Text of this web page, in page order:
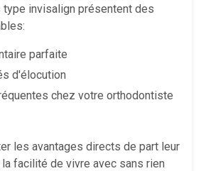
invisalign présentent des
parfaite
d'élocution
chez votre orthodontiste
les avantages directs de part leur
facilité de vivre avec sans rien